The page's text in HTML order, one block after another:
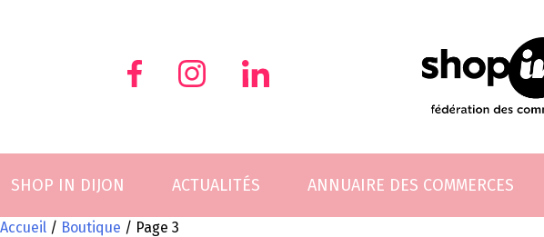
SHOP IN DIJON ACTUALITÉS ANNUAIRE DES COMMERCES
Accueil / Boutique / Page 3